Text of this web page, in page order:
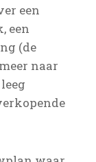
een
een
(de
naar